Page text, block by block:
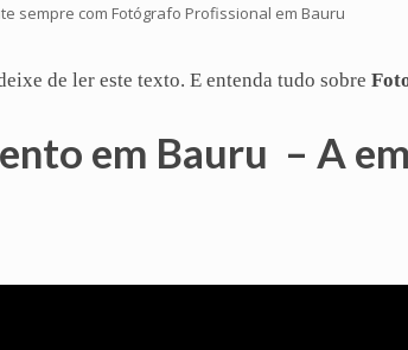
sempre com Fotógrafo Profissional em Bauru
de ler este texto. E entenda tudo sobre
em Bauru – A